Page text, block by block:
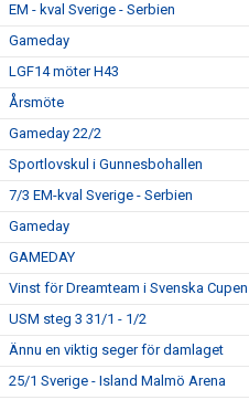
EM - kval Sverige - Serbien
Gameday
LGF14 möter H43
Årsmöte
Gameday 22/2
Sportlovskul i Gunnesbohallen
7/3 EM-kval Sverige - Serbien
Gameday
GAMEDAY
Vinst för Dreamteam i Svenska Cupen
USM steg 3 31/1 - 1/2
Ännu en viktig seger för damlaget
25/1 Sverige - Island Malmö Arena